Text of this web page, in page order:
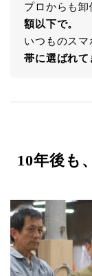
プロからも
額以下で。
いつものス
帯に選ばれて
10年後も